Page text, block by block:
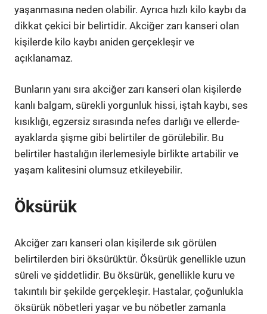
yaşanmasına neden olabilir. Ayrıca hızlı kilo kaybı da
dikkat çekici bir belirtidir. Akciğer zarı kanseri olan
kişilerde kilo kaybı aniden gerçekleşir ve
açıklanamaz.
Bunların yanı sıra akciğer zarı kanseri olan kişilerde
kanlı balgam, sürekli yorgunluk hissi, iştah kaybı, ses
kısıklığı, egzersiz sırasında nefes darlığı ve ellerde-
ayaklarda şişme gibi belirtiler de görülebilir. Bu
belirtiler hastalığın ilerlemesiyle birlikte artabilir ve
yaşam kalitesini olumsuz etkileyebilir.
Öksürük
Akciğer zarı kanseri olan kişilerde sık görülen
belirtilerden biri öksürüktür. Öksürük genellikle uzun
süreli ve şiddetlidir. Bu öksürük, genellikle kuru ve
takıntılı bir şekilde gerçekleşir. Hastalar, çoğunlukla
öksürük nöbetleri yaşar ve bu nöbetler zamanla